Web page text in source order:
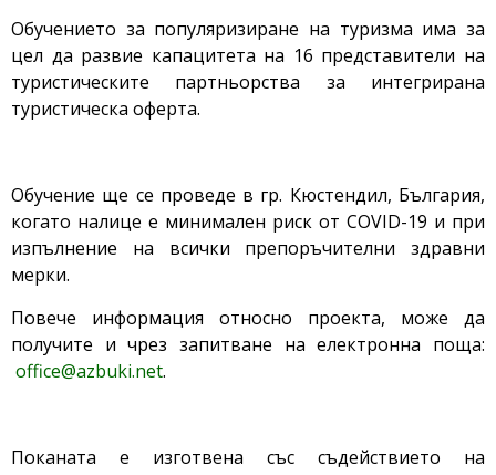
Обучението за популяризиране на туризма има за
цел да развие капацитета на 16 представители на
туристическите партньорства за интегрирана
туристическа оферта.
Обучение ще се проведе в гр. Кюстендил, България,
когато налице е минимален риск от COVID-19 и при
изпълнение на всички препоръчителни здравни
мерки.
Повече информация относно проекта, може да
получите и чрез запитване на електронна поща:
office@azbuki.net.
Поканата е изготвена със съдействието на